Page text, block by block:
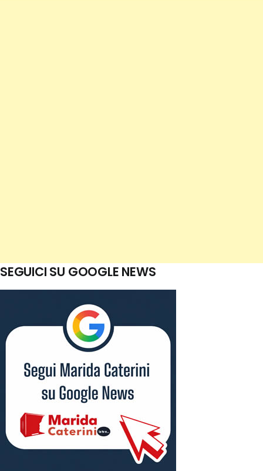
SEGUICI SU GOOGLE NEWS